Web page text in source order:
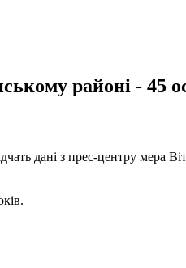
районі - 45
дані з прес-центру мера